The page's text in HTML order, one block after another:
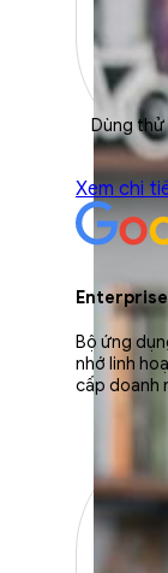
Dùng thử
Xem chi
Bộ ứng
nhớ linh
cấp doanh